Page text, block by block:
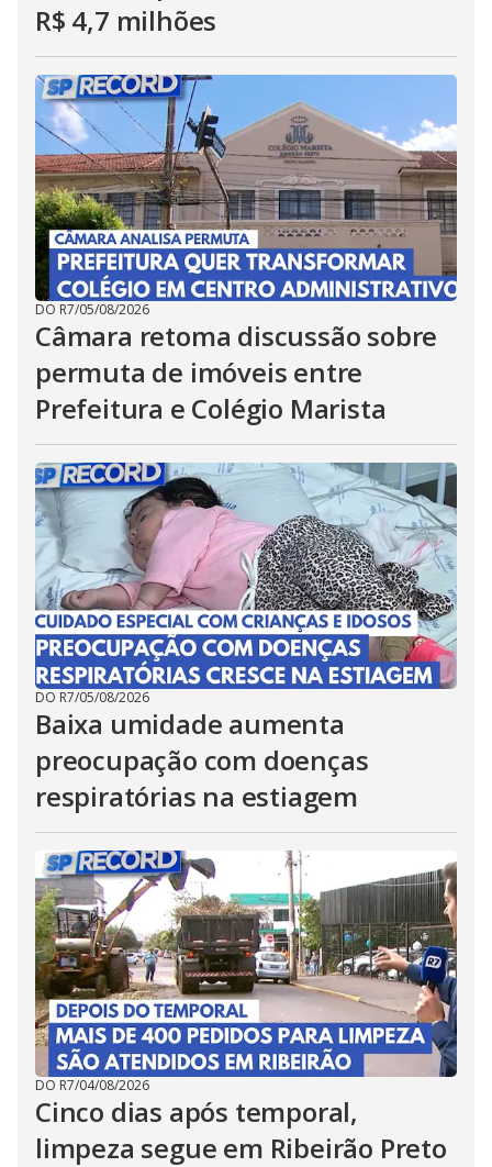
R$ 4,7 milhões
DO R7/05/08/2026
Câmara retoma discussão sobre
permuta de imóveis entre
Prefeitura e Colégio Marista
DO R7/05/08/2026
Baixa umidade aumenta
preocupação com doenças
respiratórias na estiagem
DO R7/04/08/2026
Cinco dias após temporal,
limpeza segue em Ribeirão Preto